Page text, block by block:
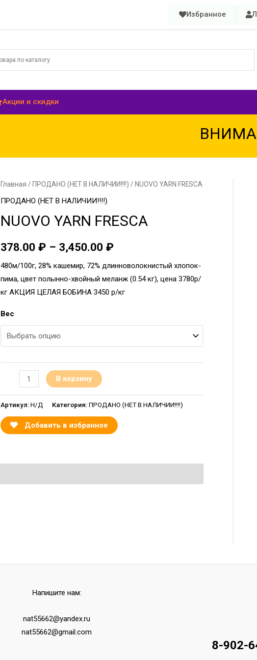
Избранное
Акции и скидки
Главная / ПРОДАНО (НЕТ В НАЛИЧИИ!!!!) / NUOVO YARN FRESCA
ПРОДАНО (НЕТ В НАЛИЧИИ!!!!)
NUOVO YARN FRESCA
378.00₽ – 3,450.00₽
480м/100г, 28% кашемир, 72% длинноволокнистый хлопок-
пима, цвет полынно-хвойный меланж (0.54 кг), цена 3780р/
кг АКЦИЯ ЦЕЛАЯ БОБИНА 3450 р/кг
Вес
В корзину
Артикул:Н/Д Категория:ПРОДАНО (НЕТ В НАЛИЧИИ!!!!)
Добавить в избранное
Напишите нам:
nat55662@yandex.ru
nat55662@gmail.com
8-902-